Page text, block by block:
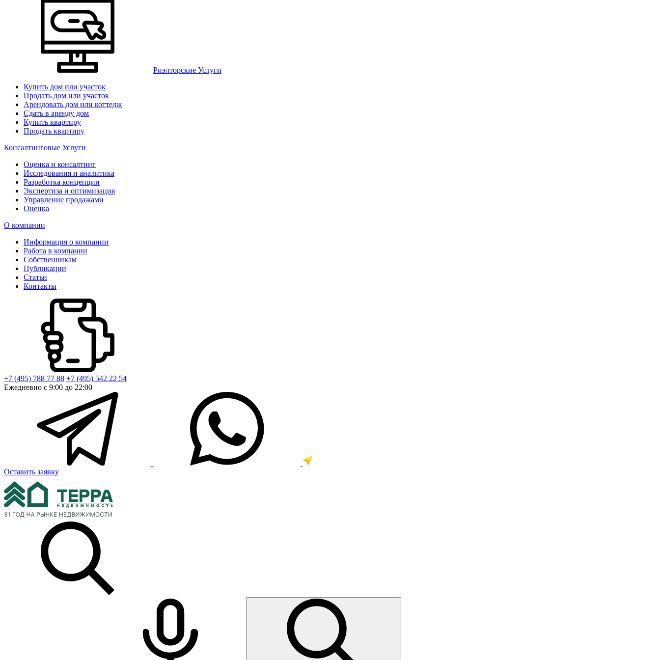
Риэлторские Услуги
Купить дом или участок
Продать дом или участок
Арендовать дом или коттедж
Сдать в аренду дом
Купить квартиру
Продать квартиру
Консалтинговые Услуги
Оценка и консалтинг
Исследования и аналитика
Разработка концепции
Экспертиза и оптимизация
Управление продажами
Оценка
О компании
Информация о компании
Работа в компании
Собственникам
Публикации
Статьи
Контакты
+7 (495) 788 77 88 +7 (495) 542 22 54
Ежедневно с 9:00 до 22:00
Оставить заявку